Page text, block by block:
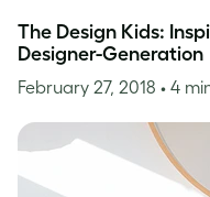
The Design Kids:
Designer-Generation
February 27, 2018 • 4